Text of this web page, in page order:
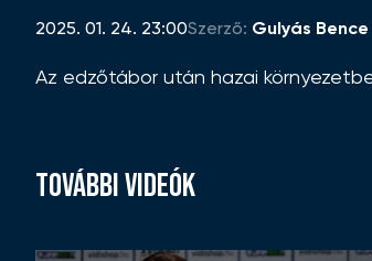
2025. 01. 24. 23:00Szerző: Gulyás Bence
Az edzőtábor után hazai
TOVÁBBI VIDEÓK